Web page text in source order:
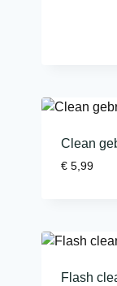
Clean
€ 5,99
Flash